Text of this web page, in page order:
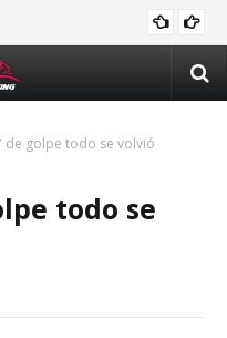
escalando posiciones en
a Querétaro
de golpe todo se volvió
todo se